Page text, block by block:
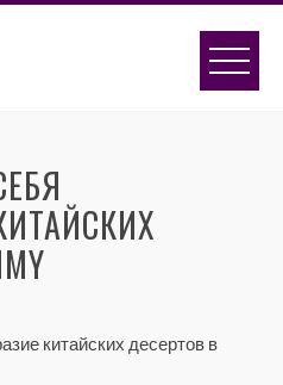
китайских десертов в